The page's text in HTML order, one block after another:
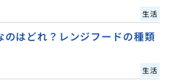
生活
のはどれ？レンジフードの種類
生活